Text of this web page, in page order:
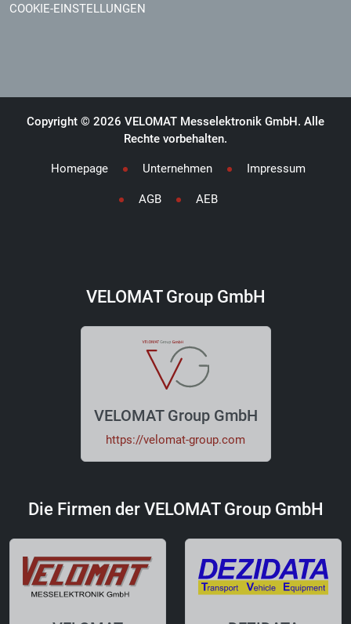
COOKIE-EINSTELLUNGEN
Homepage Unternehmen Impressum
AGB AEB
Copyright © 2026 VELOMAT Messelektronik GmbH. Alle
Rechte vorbehalten.
VELOMAT Group GmbH
VELOMAT Group GmbH
https://velomat-group.com
Die Firmen der VELOMAT Group GmbH